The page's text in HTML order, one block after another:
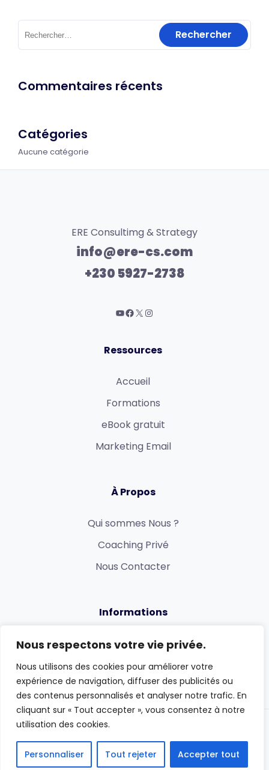
Nous respectons votre vie privée.
Nous utilisons des cookies pour améliorer votre
expérience de navigation, diffuser des publicités ou
des contenus personnalisés et analyser notre trafic. En
cliquant sur « Tout accepter », vous consentez à notre
utilisation des cookies.
Personnaliser Tout rejeter Accepter tout
Commentaires récents
Catégories
Aucune catégorie
ERE Consultimg & Strategy
info@ere-cs.com
+230 5927-2738
Ressources
Accueil
Formations
eBook gratuit
Marketing Email
À Propos
Qui sommes Nous ?
Coaching Privé
Nous Contacter
Informations
Politique de confidentialité
Conditions générales
Copyright © 2024 ERE Consulting & Strategy